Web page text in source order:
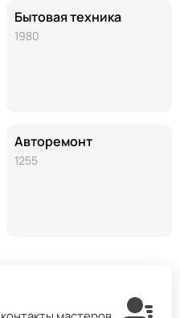
Бытовая техника
1980
Авторемонт
1255